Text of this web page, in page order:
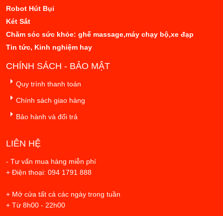
Robot Hút Bụi
Két Sắt
Chăm sóc sức khỏe: ghế massage,máy chạy bộ,xe đạp
Tin tức, Kinh nghiệm hay
CHÍNH SÁCH - BẢO MẬT
Quy trình thanh toán
Chính sách giao hàng
Bảo hành và đổi trả
LIÊN HỆ
- Tư vấn mua hàng miễn phí
+ Điện thoại: 094 1791 888
+ Mở cửa tất cả các ngày trong tuần
+ Từ 8h00 - 22h00